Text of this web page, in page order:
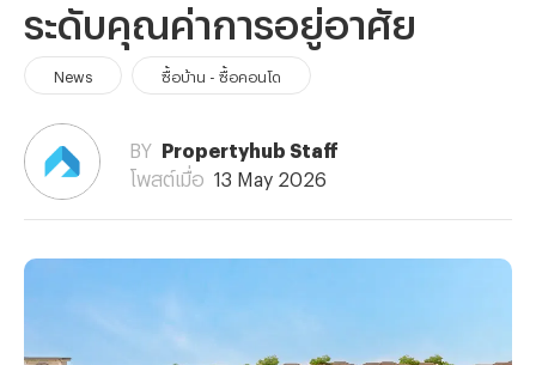
ระดับคุณค่าการอยู่อาศัย
News ซื้อบ้าน - ซื้อคอนโด
BY
Propertyhub Staff
โพสต์เมื่อ
13 May 2026